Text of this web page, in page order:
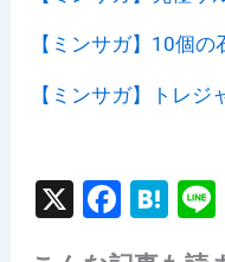
【ミンサガ】10個
【ミンサガ】トレ
X
F
H